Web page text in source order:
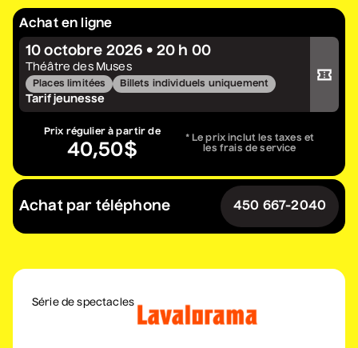
• Zones musicales
20 août 2026
Cour intérieure de la Maison des Arts
Marie Céleste
Station culturelle Momo
David Corriveau
30 août 2026• 15 h 00
Salle André-Mathieu
Achat en ligne
Acheter votre billet
10 octobre 2026 • 20 h 00
Théâtre des Muses
Places limitées Billets individuels uniquement
Tarif jeunesse
Prix régulier à partir de
40,50$
* Le prix inclut les taxes et
les frais de service
Achat par téléphone 450 667-2040
Série de spectacles